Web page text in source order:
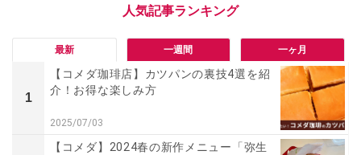
最新 一週間 一ヶ月
1
【コメダ珈琲店】カツパンの裏技4選を紹
介！お得な楽しみ方
2025/07/03
【コメダ】2024春の新作メニュー「弥生